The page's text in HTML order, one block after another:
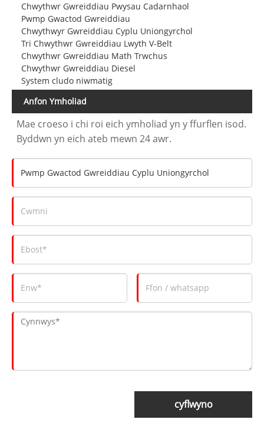
Chwythwr Gwreiddiau Pwysau Cadarnhaol
Pwmp Gwactod Gwreiddiau
Chwythwyr Gwreiddiau Cyplu Uniongyrchol
Tri Chwythwr Gwreiddiau Lwyth V-Belt
Chwythwr Gwreiddiau Math Trwchus
Chwythwr Gwreiddiau Diesel
System cludo niwmatig
Anfon Ymholiad
Mae croeso i chi roi eich ymholiad yn y ffurflen isod.
Byddwn yn eich ateb mewn 24 awr.
cyflwyno